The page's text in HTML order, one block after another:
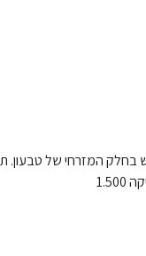
המזרחי של טבעון.